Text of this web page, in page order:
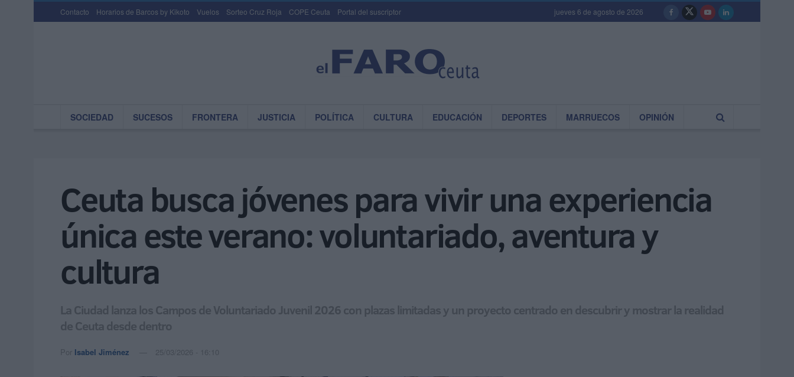
Contacto Horarios de Barcos by Kikoto Vuelos Sorteo Cruz Roja COPE Ceuta Portal del suscriptor jueves 6 de agosto de 2026
SOCIEDAD SUCESOS FRONTERA JUSTICIA POLÍTICA CULTURA EDUCACIÓN DEPORTES MARRUECOS OPINIÓN
Ceuta busca jóvenes para vivir una experiencia
única este verano: voluntariado, aventura y
cultura
La Ciudad lanza los Campos de Voluntariado Juvenil 2026 con plazas limitadas y un proyecto centrado en descubrir y mostrar la realidad
de Ceuta desde dentro
Por Isabel Jiménez 25/03/2026 - 16:10